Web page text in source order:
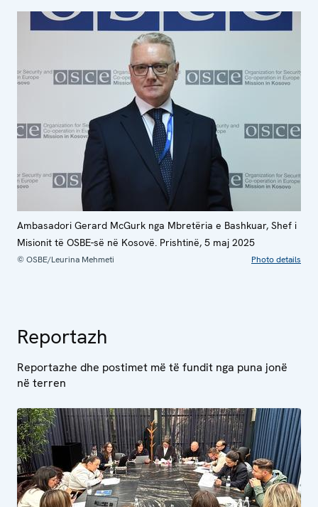
Ambasadori Gerard McGurk nga Mbretëria e Bashkuar, Shef i
Misionit të OSBE-së në Kosovë. Prishtinë, 5 maj 2025
© OSBE/Leurina Mehmeti Photo details
Reportazh
Reportazhe dhe postimet më të fundit nga puna jonë
në terren